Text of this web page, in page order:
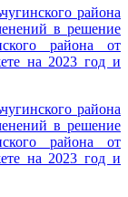
района
в решение
района от
на 2023 год и
района
в решение
района от
на 2023 год и